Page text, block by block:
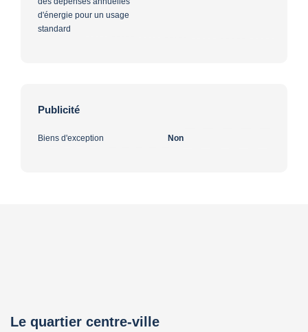
d'énergie pour un usage
standard
Publicité
Biens d'exception Non
Le quartier centre-ville